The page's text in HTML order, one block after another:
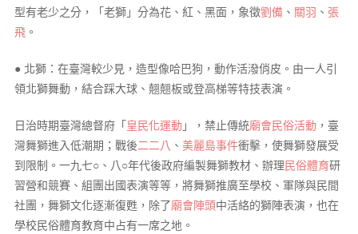
型有老少之分，「老獅」分為花、紅、黑面，象徵劉備、 關羽 、 張
飛。
● 北獅：在臺灣較少見，造型像哈巴狗，動作活潑俏皮。由一人引
領北獅舞動，結合踩大球、翹翹板或登高梯等特技表演。
日治時期臺灣總督府「皇民化運動 」，禁止傳統廟會民俗活動 ，臺
灣舞獅進入低潮期；戰後二二八 、 美麗島事件衝擊，使舞獅發展受
到限制。一九七○、八○年代後政府編製舞獅教材、辦理民俗體育研
習營和競賽、組團出國表演等等，將舞獅推廣至學校、軍隊與民間
社團，舞獅文化逐漸復甦，除了廟會陣頭中活絡的獅陣表演，也在
學校民俗體育教育中占有一席之地。